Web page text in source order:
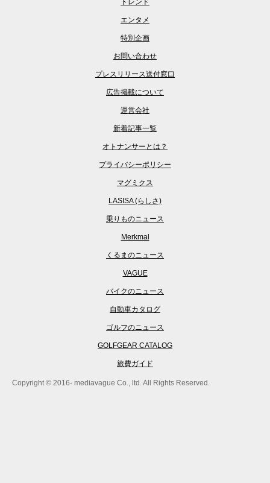
エンタメ
特別企画
お問い合わせ
プレスリリース送付窓口
広告掲載について
運営会社
新着記事一覧
オトナンサーとは？
プライバシーポリシー
マグミクス
LASISA (らしさ)
乗りものニュース
Merkmal
くるまのニュース
VAGUE
バイクのニュース
自動車カタログ
ゴルフのニュース
GOLFGEAR CATALOG
旅費ガイド
Copyright © 2016- mediavague Co., ltd. All Rights Reserved.